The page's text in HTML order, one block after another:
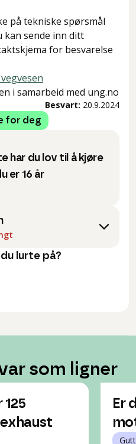
på tekniske spørsmål
kan sende inn ditt
for besvarelse
i samarbeid med ung.no
Besvart: 20.9.2024
for deg
har du lov til å kjøre
er 16 år
lurte på?
som ligner
125
Er